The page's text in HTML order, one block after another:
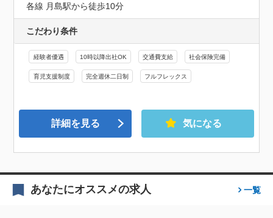
各線 月島駅から徒歩10分
こだわり条件
経験者優遇 10時以降出社OK 交通費支給 社会保険完備
育児支援制度 完全週休二日制 フルフレックス
詳細を見る 気になる
あなたにオススメの求人 一覧